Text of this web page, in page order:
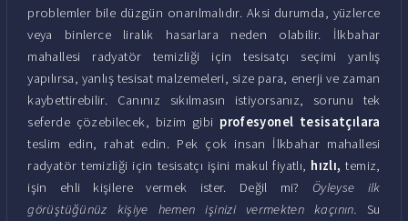
problemler bile düzgün onarılmalıdır. Aksi durumda, yüzlerce
veya binlerce liralık hasarlara neden olabilir. İlkbahar
mahallesi radyatör temizliği için tesisatçı seçimi yanlış
yapılırsa, yanlış tesisat malzemeleri, size para, enerji ve zaman
kaybettirebilir. Canınız sıkılmasın istiyorsanız, sorunu tek
seferde çözebilecek, bizim gibi profesyonel tesisatçılara
teslim edin, rahat edin. Pek çok insan İlkbahar mahallesi
radyatör temizliği için tesisatçı işini makul fiyatlı, hızlı, temiz,
işin ehli kişilere vermek ister. Değil mi? Öyleyse ilk
görüştüğünüz kişiye hemen işinizi vermekten kaçının. Su